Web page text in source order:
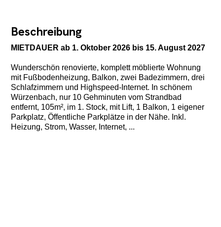
Beschreibung
MIETDAUER ab 1. Oktober 2026 bis 15. August 2027
Wunderschön renovierte, komplett möblierte Wohnung
mit Fußbodenheizung, Balkon, zwei Badezimmern, drei
Schlafzimmern und Highspeed-Internet. In schönem
Würzenbach, nur 10 Gehminuten vom Strandbad
entfernt, 105m², im 1. Stock, mit Lift, 1 Balkon, 1 eigener
Parkplatz, Öffentliche Parkplätze in der Nähe. Inkl.
Heizung, Strom, Wasser, Internet, ...